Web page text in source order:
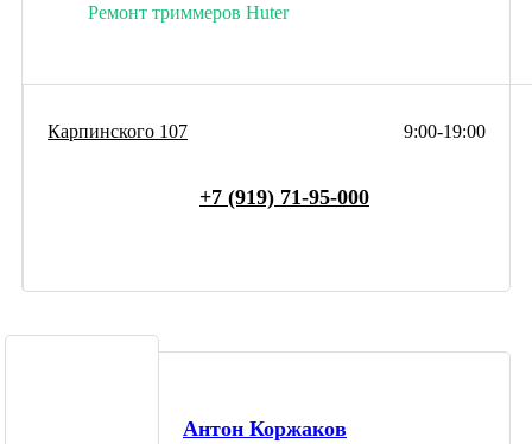
Ремонт триммеров Huter
9:00-19:00
Карпинского 107
+7 (919) 71-95-000
Антон Коржаков